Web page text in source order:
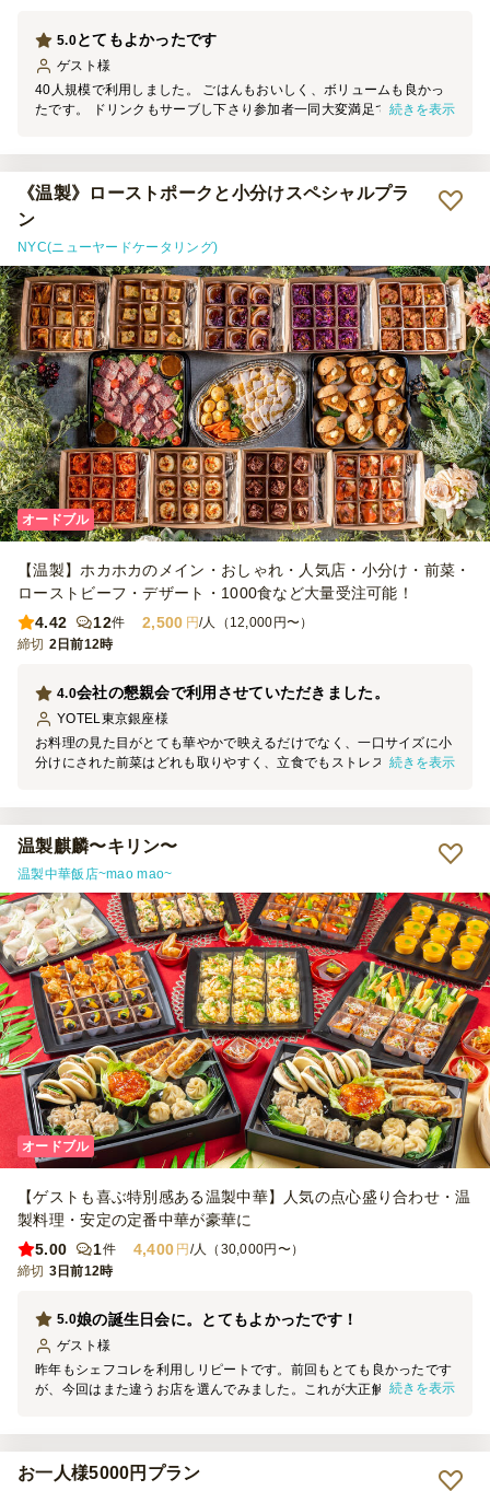
とてもよかったです
5.0
ゲスト 様
40人規模で利用しました。 ごはんもおいしく、ボリュームも良かっ
たです。 ドリンクもサーブし下さり参加者一同大変満足でした。 ま
続きを表示
《温製》ローストポークと小分けスペシャルプラ
ン
NYC(ニューヤードケータリング)
オードブル
【温製】ホカホカのメイン・おしゃれ・人気店・小分け・前菜・
ローストビーフ・デザート・1000食など大量受注可能！
4.42
12件 2,500 円/人（12,000円〜）
締切 2日前12時
会社の懇親会で利用させていただきました。
4.0
YOTEL東京銀座様
お料理の見た目がとても華やかで映えるだけでなく、一口サイズに小
分けにされた前菜はどれも取りやすく、立食でもストレスなく楽しめ
す。ケータリングだと量が控えめなイメージもありましたが、十分な
ボリュームがあり男性社員も大満足でした。 見た目の美しさ、食べ
やすさ、そしてしっかりとした満足感と、欲しい要素がすべて揃った
素晴らしい内容でした。またイベントの際にはぜひリピートしたいで
す。
続きを表示
温製麒麟〜キリン〜
温製中華飯店~mao mao~
オードブル
【ゲストも喜ぶ特別感ある温製中華】人気の点心盛り合わせ・温
製料理・安定の定番中華が豪華に
5.00
1件 4,400 円/人（30,000円〜）
締切 3日前12時
娘の誕生日会に。とてもよかったです！
5.0
ゲスト 様
昨年もシェフコレを利用しリピートです。前回もとても良かったです
が、今回はまた違うお店を選んでみました。これが大正解！見た目も
続きを表示
お一人様5000円プラン